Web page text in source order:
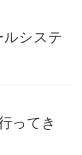
システ
ってき